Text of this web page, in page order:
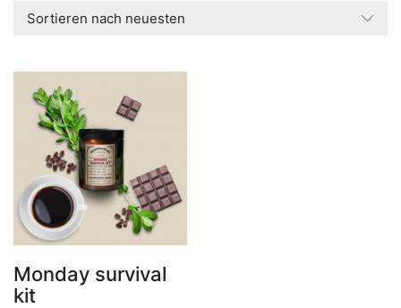
Sortieren nach neuesten
Monday survival
kit